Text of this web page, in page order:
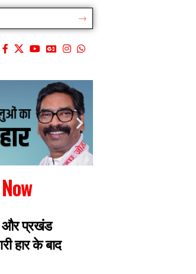
और प्रखंड
हार के बाद